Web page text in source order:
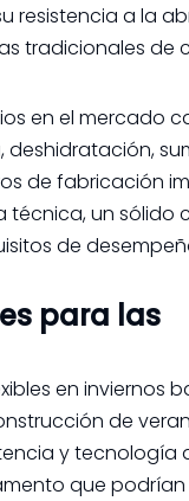
resistencia a la
tradicionales de
en el mercado
de fabricación
técnica, un sólido
de
para las
en inviernos
de
y tecnología
que